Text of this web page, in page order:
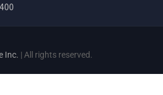
Inc. | All rights reserved.